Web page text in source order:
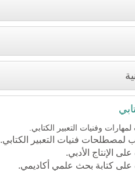
وفنيات التعبير الكتابي.
لمصطلحات فنيات التعبير الكتابي.
الإنتاج الأدبي.
كتابة بحث علمي أكاديمي.